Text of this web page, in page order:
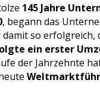
145 Jahre
, begann das
damit so erfolgreich,
ein erster
der Jahrzehnte